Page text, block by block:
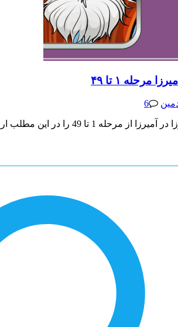
مرحله ۱ تا ۴۹
6
مطلب ارائه می کنیم که به صورت اختصاصی توسط سایت جواب